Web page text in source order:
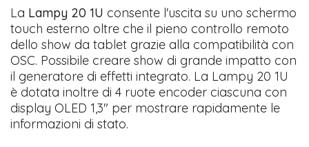
La Lampy 20 1U consente l'uscita su uno schermo
touch esterno oltre che il pieno controllo remoto
dello show da tablet grazie alla compatibilità con
OSC. Possibile creare show di grande impatto con
il generatore di effetti integrato. La Lampy 20 1U
è dotata inoltre di 4 ruote encoder ciascuna con
display OLED 1,3" per mostrare rapidamente le
informazioni di stato.